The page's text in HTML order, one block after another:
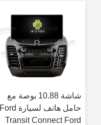
شاشة 10.88 بوصة مع
حامل هاتف لسيارة Ford
Transit Connect Ford